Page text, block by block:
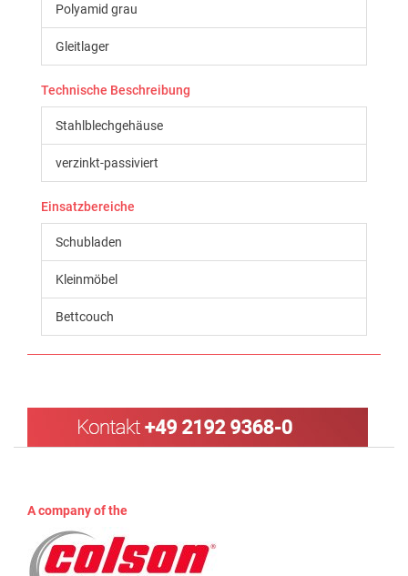
Polyamid grau
Gleitlager
Technische Beschreibung
Stahlblechgehäuse
verzinkt-passiviert
Einsatzbereiche
Schubladen
Kleinmöbel
Bettcouch
A company of the